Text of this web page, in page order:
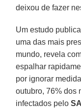
deixou de fazer
Um estudo
uma das mais
mundo, revela
espalhar
por ignorar
outubro, 76% dos
infectados pelo